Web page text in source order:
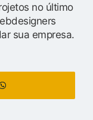
no último
sua empresa.